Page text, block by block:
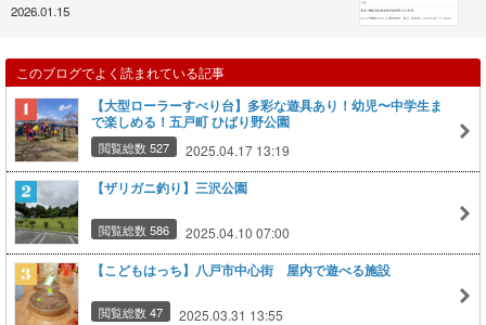
2026.01.15
このブログでよく読まれている記事
【大型ローラーすべり台】多彩な遊具あり！幼児〜中学生ま
で楽しめる！五戸町 ひばり野公園
閲覧総数 527 2025.04.17 13:19
【ザリガニ釣り】三沢公園
閲覧総数 586 2025.04.10 07:00
【こどもはっち】八戸市中心街 屋内で遊べる施設
閲覧総数 47 2025.03.31 13:55